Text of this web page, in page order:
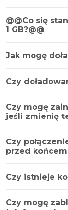
@@Co się
1 GB?@@
Jak mogę
Czy
Czy mogę
jeśli zmienię
Czy
przed
Czy istnieje
Czy mogę